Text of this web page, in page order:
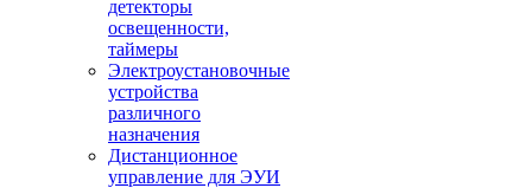
детекторы
освещенности,
таймеры
Электроустановочные
устройства
различного
назначения
Дистанционное
управление для ЭУИ